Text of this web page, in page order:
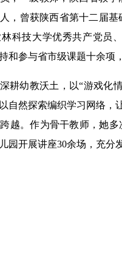
，曾获陕西省第十二届
科技大学优秀共产党员
和参与省市级课题十余项
耕幼教沃土，以“游戏化
自然探索编织学习网络，
越。作为骨干教师，她
园开展讲座30余场，充分